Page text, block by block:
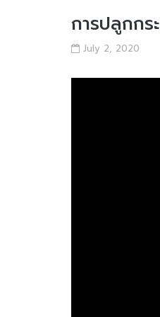
การปลูกกร
July 2, 2020